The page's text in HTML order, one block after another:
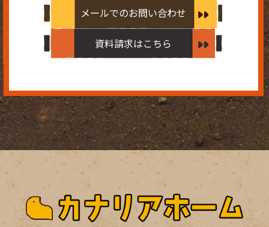
メールでのお問い合わせ
資料請求はこちら